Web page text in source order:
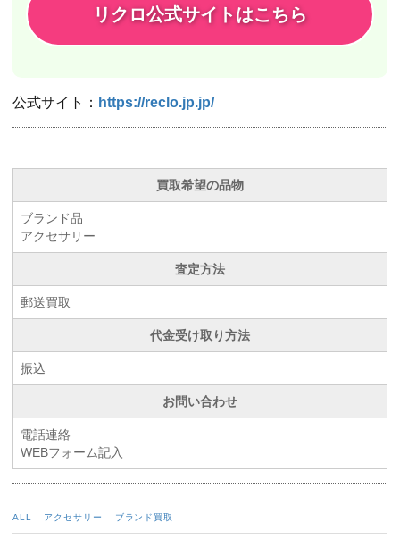
リクロ公式サイトはこちら
公式サイト： https://reclo.jp.jp/
買取希望の品物
ブランド品
アクセサリー
査定方法
郵送買取
代金受け取り方法
振込
お問い合わせ
電話連絡
WEBフォーム記入
ALL アクセサリー ブランド買取